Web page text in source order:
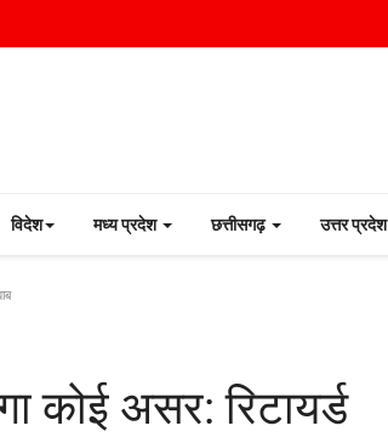
विदेश मध्य प्रदेश छत्तीसगढ़ उत्तर प्रदेश
कोई असर: रिटायर्ड